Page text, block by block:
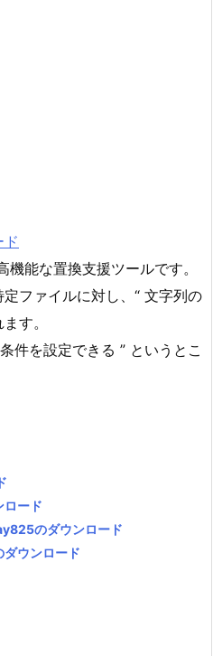
能な置換支援ツールです。
ファイルに対し、“ 文字列の
す。
件を設定できる ” というとこ
ード
のダウンロード
ウンロード